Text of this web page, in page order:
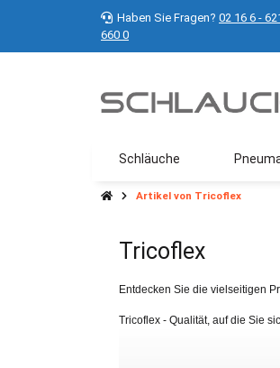
Haben Sie Fragen? 02 16 6 -
660 0
Schläuche
Artikel von Tricoflex
Tricoflex
Entdecken Sie die vielseitigen
Tricoflex - Qualität, auf die Sie